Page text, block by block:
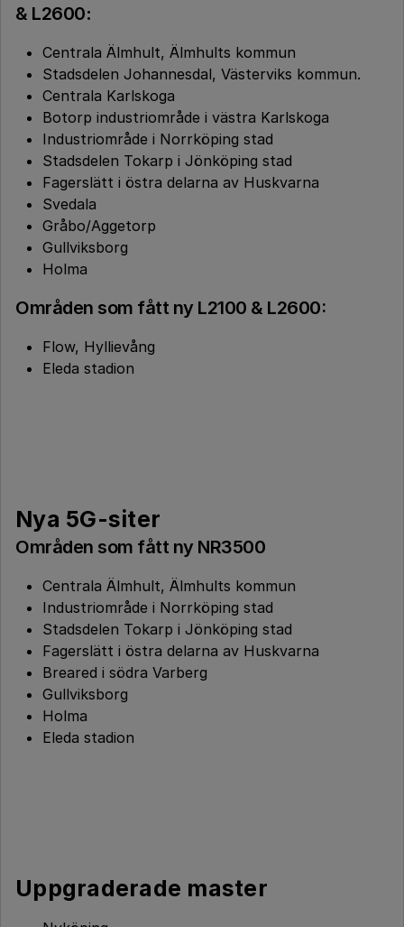
& L2600:
Centrala Älmhult, Älmhults kommun
Stadsdelen Johannesdal, Västerviks kommun.
Centrala Karlskoga
Botorp industriområde i västra Karlskoga
Industriområde i Norrköping stad
Stadsdelen Tokarp i Jönköping stad
Fagerslätt i östra delarna av Huskvarna
Svedala
Gråbo/Aggetorp
Gullviksborg
Holma
Områden som fått ny L2100 & L2600:
Flow, Hyllievång
Eleda stadion
Nya 5G-siter
Områden som fått ny NR3500
Centrala Älmhult, Älmhults kommun
Industriområde i Norrköping stad
Stadsdelen Tokarp i Jönköping stad
Fagerslätt i östra delarna av Huskvarna
Breared i södra Varberg
Gullviksborg
Holma
Eleda stadion
Uppgraderade master